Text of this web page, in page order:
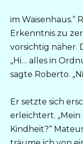
im Waisenhaus.“
Erkenntnis zu
vorsichtig näher.
„Hi… alles in
sagte Roberto.
Er setzte sich
erleichtert.
Kindheit?“